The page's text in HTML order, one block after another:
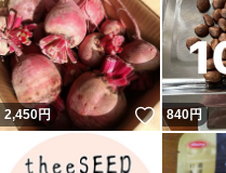
2,450円 いいね！
840円